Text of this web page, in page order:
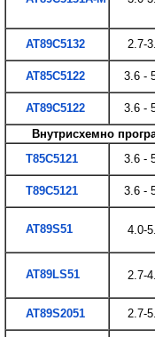
AT89C5132 2.7-
AT85C5122 3.6 -
AT89C5122
3.6 -
Внутрисхемно
T85C5121
3.6 -
T89C5121
3.6 -
AT89S51 4.0-
AT89LS51 2.7-
AT89S2051 2.7-